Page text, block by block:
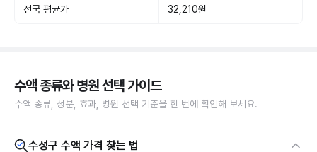
전국 평균가 32,210원
수액 종류와 병원 선택 가이드
수액 종류, 성분, 효과, 병원 선택 기준을 한 번에 확인해 보세요.
수성구 수액 가격 찾는 법